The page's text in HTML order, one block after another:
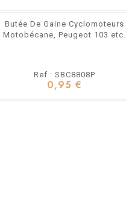
Butée De Gaine Cyclomoteurs
Motobécane, Peugeot 103 etc.
Ref : SBC8808P
0,95 €